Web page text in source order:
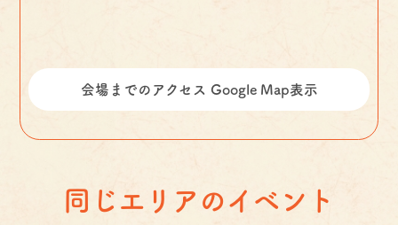
会場までのアクセス Google Map表示
同じエリアのイベント